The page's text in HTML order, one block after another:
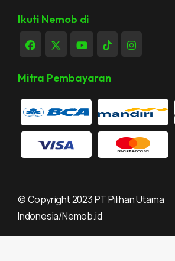
Ikuti Nemob di
Mitra Pembayaran
©Copyright 2023 PT Pilihan Utama
Indonesia/Nemob.id